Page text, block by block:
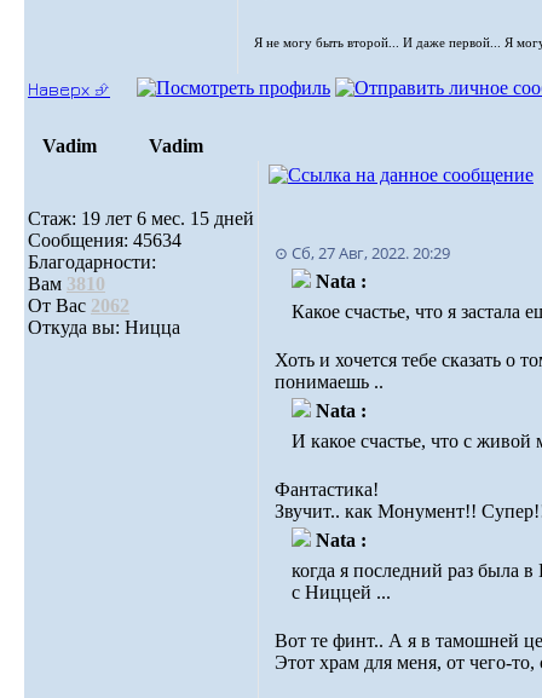
Я не могу быть второй... И даже первой... Я
Наверх ⮵
Vadim Vadim
Стаж: 19 лет 6 мес. 15 дней
Сообщения: 45634
Благодарности:
Вам 3810
От Вас 2062
Откуда вы: Ницца
⊙ Сб, 27 Авг, 2022. 20:29
Nata :
Какое счастье, что я
Хоть и хочется тебе сказать о
понимаешь ..
Nata :
И какое счастье, что с
Фантастика!
Звучит.. как Монумент!!
Nata :
когда я последний раз была
с Ниццей ...
Вот те финт.. А я в тамошней
Этот храм для меня, от чего-